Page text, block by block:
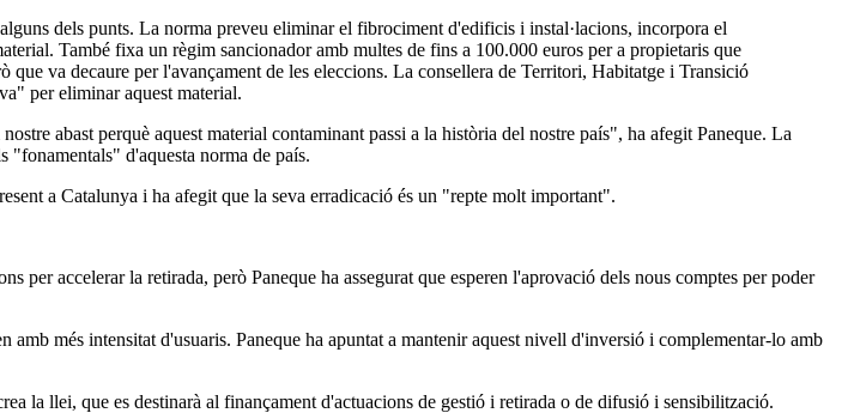
dels punts. La norma preveu eliminar el fibrociment d'edificis i instal·lacions, incorpora el
També fixa un règim sancionador amb multes de fins a 100.000 euros per a propietaris que
va decaure per l'avançament de les eleccions. La consellera de Territori, Habitatge i Transició
per eliminar aquest material.
abast perquè aquest material contaminant passi a la història del nostre país", ha afegit Paneque. La
"fonamentals" d'aquesta norma de país.
a Catalunya i ha afegit que la seva erradicació és un "repte molt important".
accelerar la retirada, però Paneque ha assegurat que esperen l'aprovació dels nous comptes per poder
més intensitat d'usuaris. Paneque ha apuntat a mantenir aquest nivell d'inversió i complementar-lo amb
la llei, que es destinarà al finançament d'actuacions de gestió i retirada o de difusió i sensibilització.